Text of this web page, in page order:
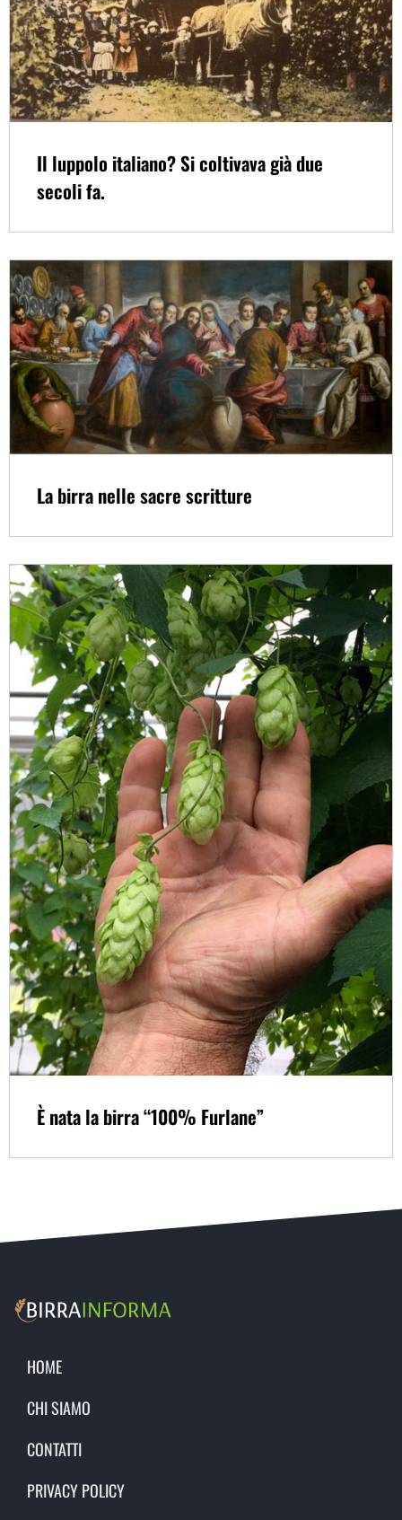
Il luppolo italiano? Si coltivava già due
secoli fa.
La birra nelle sacre scritture
È nata la birra “100% Furlane”
HOME
CHI SIAMO
CONTATTI
PRIVACY POLICY